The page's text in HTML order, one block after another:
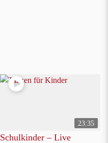
23:35
Schulkinder – Live